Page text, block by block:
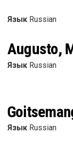
Язык Russian
Augusto,
Язык Russian
Язык Russian